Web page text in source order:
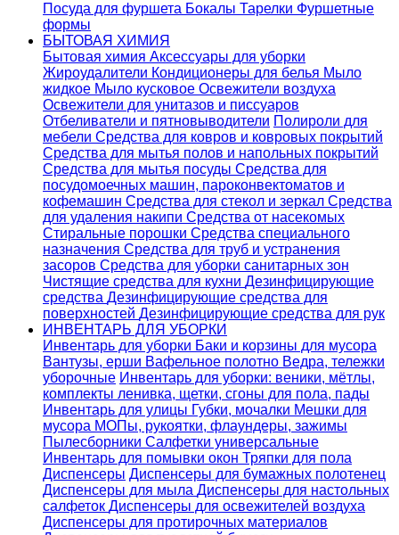
Посуда для фуршета Бокалы Тарелки Фуршетные
формы
БЫТОВАЯ ХИМИЯ
Бытовая химия Аксессуары для уборки
Жироудалители Кондиционеры для белья Мыло
жидкое Мыло кусковое Освежители воздуха
Освежители для унитазов и писсуаров
Отбеливатели и пятновыводители Полироли для
мебели Средства для ковров и ковровых покрытий
Средства для мытья полов и напольных покрытий
Средства для мытья посуды Средства для
посудомоечных машин, пароконвектоматов и
кофемашин Средства для стекол и зеркал Средства
для удаления накипи Средства от насекомых
Стиральные порошки Cредства специального
назначения Средства для труб и устранения
засоров Средства для уборки санитарных зон
Чистящие средства для кухни Дезинфицирующие
средства Дезинфицирующие средства для
поверхностей Дезинфицирующие средства для рук
ИНВЕНТАРЬ ДЛЯ УБОРКИ
Инвентарь для уборки Баки и корзины для мусора
Вантузы, ерши Вафельное полотно Ведра, тележки
уборочные Инвентарь для уборки: веники, мётлы,
комплекты ленивка, щетки, сгоны для пола, пады
Инвентарь для улицы Губки, мочалки Мешки для
мусора МОПы, рукоятки, флаундеры, зажимы
Пылесборники Салфетки универсальные
Инвентарь для помывки окон Тряпки для пола
Диспенсеры Диспенсеры для бумажных полотенец
Диспенсеры для мыла Диспенсеры для настольных
салфеток Диспенсеры для освежителей воздуха
Диспенсеры для протирочных материалов